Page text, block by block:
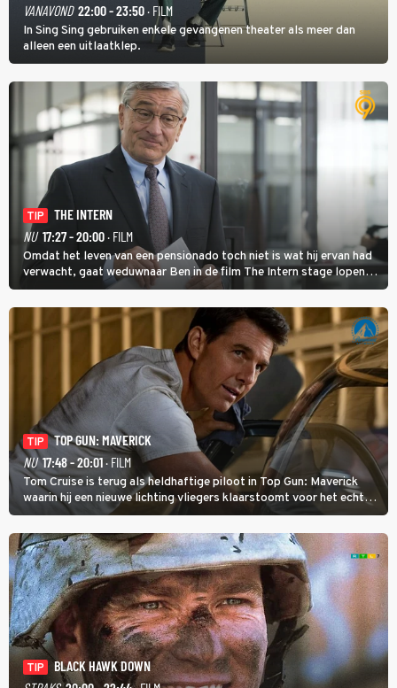
VANAVOND 22:00 - 23:50· FILM
In Sing Sing gebruiken enkele gevangenen theater als meer dan
alleen een uitlaatklep.
TIP
THE INTERN
NU 17:27 - 20:00· FILM
Omdat het leven van een pensionado toch niet is wat hij ervan had
verwacht, gaat weduwnaar Ben in de film The Intern stage lopen
bij de hippe webwinkel van Jules, wat een gouden zet blijkt te zijn.
TIP
TOP GUN: MAVERICK
NU 17:48 - 20:01· FILM
Tom Cruise is terug als heldhaftige piloot in Top Gun: Maverick
waarin hij een nieuwe lichting vliegers klaarstoomt voor het echte
werk.
TIP
BLACK HAWK DOWN